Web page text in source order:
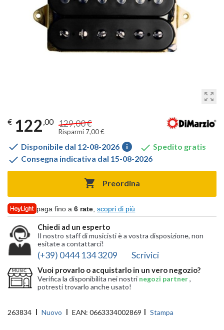
zoom_out_map
€ 122,00 129,00 €
Risparmi 7,00 €
 Disponibile dal 12-08-2026 info  Spedito gratis
 Consegna indicativa dal 15-08-2026
 Preordina
paga fino a6 rate ,scopri di più
Chiedi ad un esperto
Il nostro staff di musicisti è a vostra disposizione, non
esitate a contattarci!
(+39) 0444 134 3209 Scrivici
Vuoi provarlo o acquistarlo in un vero negozio?
Verifica la disponibilita nei nostri negozi partner,
potresti trovarlo anche usato!
263834 Nuovo EAN: 0663334002869 Stampa